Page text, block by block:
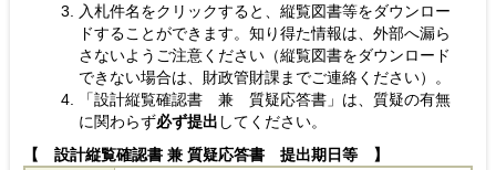
入札件名をクリックすると、縦覧図書等をダウンロー
ドすることができます。 知り得た情報は、外部へ漏ら
さないようご注意ください（縦覧図書をダウンロード
できない場合は、財政管財課までご連絡ください）。
「設計縦覧確認書 兼 質疑応答書」は、質疑の有無
に関わらず必ず提出 してください。
【 設計縦覧確認書 兼 質疑応答書 提出期日等 】